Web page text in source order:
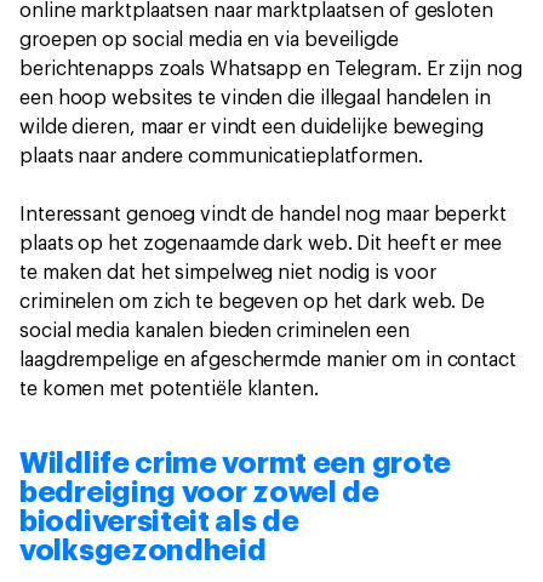
online marktplaatsen naar marktplaatsen of gesloten
groepen op social media en via beveiligde
berichtenapps zoals Whatsapp en Telegram. Er zijn nog
een hoop websites te vinden die illegaal handelen in
wilde dieren, maar er vindt een duidelijke beweging
plaats naar andere communicatieplatformen.
Interessant genoeg vindt de handel nog maar beperkt
plaats op het zogenaamde dark web. Dit heeft er mee
te maken dat het simpelweg niet nodig is voor
criminelen om zich te begeven op het dark web. De
social media kanalen bieden criminelen een
laagdrempelige en afgeschermde manier om in contact
te komen met potentiële klanten.
Wildlife crime vormt een grote
bedreiging voor zowel de
biodiversiteit als de
volksgezondheid